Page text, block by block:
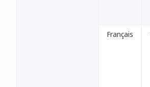
Français